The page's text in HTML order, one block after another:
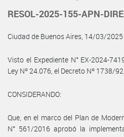
RESOL-2025-155-APN-
Ciudad de Buenos Aires, 14/03/2025
Visto el Expediente N° EX-2024-
Ley Nº 24.076, el Decreto Nº 1738/
CONSIDERANDO:
Que, en el marco del Plan de
N° 561/2016 aprobó la